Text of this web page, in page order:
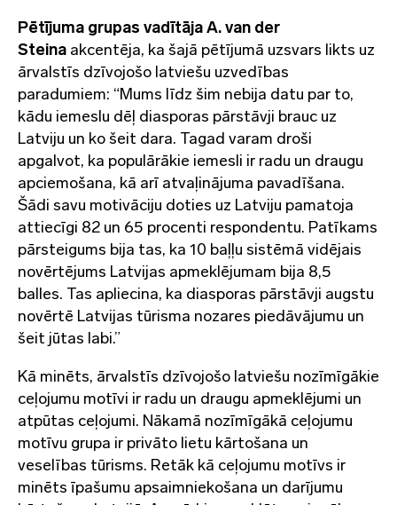
Pētījuma grupas vadītājaA. van der
Steina akcentēja, ka šajā pētījumā uzsvars likts uz
ārvalstīs dzīvojošo latviešu uzvedības
paradumiem: “Mums līdz šim nebija datu par to,
kādu iemeslu dēļ diasporas pārstāvji brauc uz
Latviju un ko šeit dara. Tagad varam droši
apgalvot, ka populārākie iemesli ir radu un draugu
apciemošana, kā arī atvaļinājuma pavadīšana.
Šādi savu motivāciju doties uz Latviju pamatoja
attiecīgi 82 un 65 procenti respondentu. Patīkams
pārsteigums bija tas, ka 10 baļļu sistēmā vidējais
novērtējums Latvijas apmeklējumam bija 8,5
balles. Tas apliecina, ka diasporas pārstāvji augstu
novērtē Latvijas tūrisma nozares piedāvājumu un
šeit jūtas labi.”
Kā minēts, ārvalstīs dzīvojošo latviešu nozīmīgākie
ceļojumu motīvi ir radu un draugu apmeklējumi un
atpūtas ceļojumi. Nākamā nozīmīgākā ceļojumu
motīvu grupa ir privāto lietu kārtošana un
veselības tūrisms. Retāk kā ceļojumu motīvs ir
minēts īpašumu apsaimniekošana un darījumu